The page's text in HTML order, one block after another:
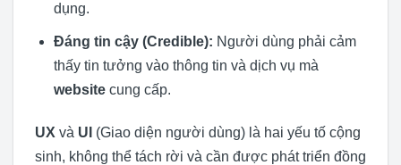
dụng.
Đáng tin cậy (Credible): Người dùng phải cảm
thấy tin tưởng vào thông tin và dịch vụ mà
websitecung cấp.
UX và UI (Giao diện người dùng) là hai yếu tố cộng
sinh, không thể tách rời và cần được phát triển đồng